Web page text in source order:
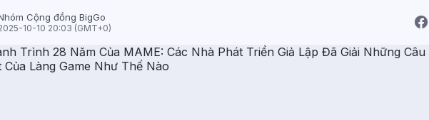
Cộng đồng BigGo
10-10 20:03 (GMT+0)